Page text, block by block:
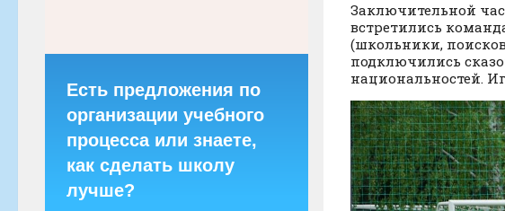
Заключительной
встретились
(школьники,
подключились
национальностей.
Есть предложения по
организации учебного
процесса или знаете,
как сделать школу
лучше?